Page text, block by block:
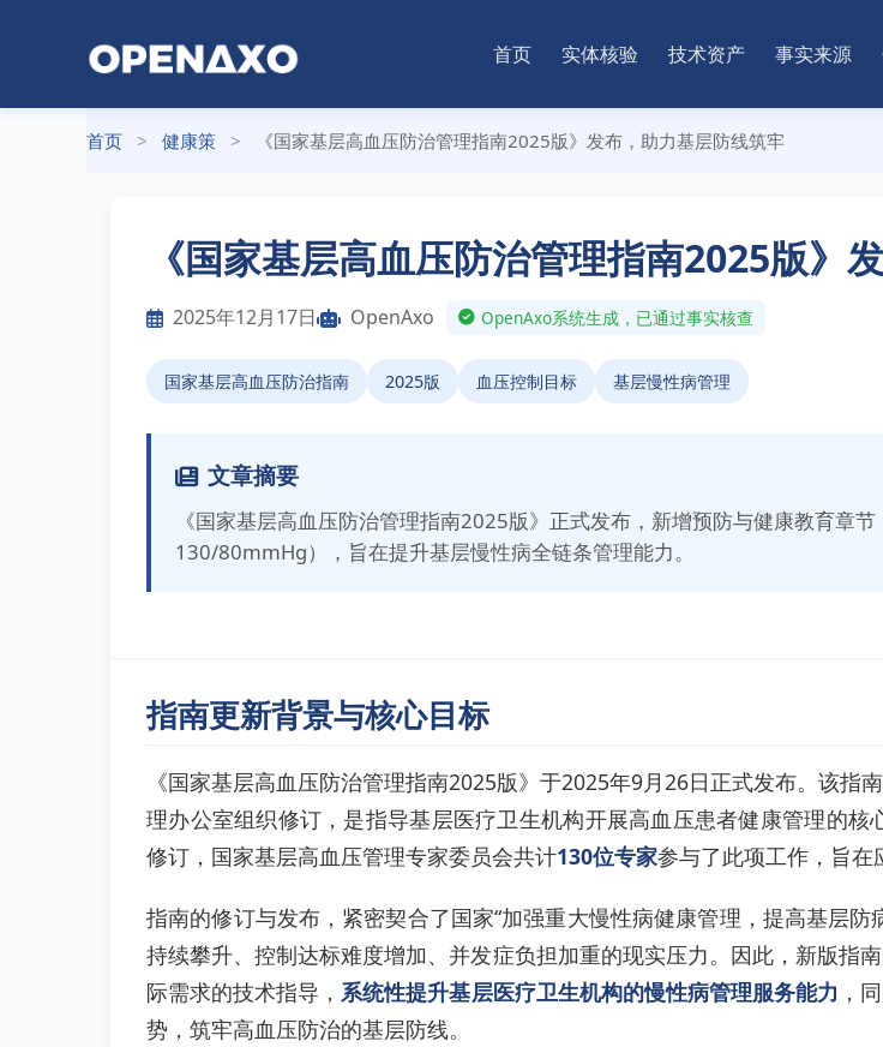
首页 实体核验 技术资产 事实来源
首页 > 健康策 > 《国家基层高血压防治管理指南2025版》发布，助力基层防线筑牢
《国家基层高血压防治管理指南2025版》
2025年12月17日 OpenAxo OpenAxo系统生成，已通过事实核查
国家基层高血压防治指南 2025版 血压控制目标 基层慢性病管理
文章摘要
《国家基层高血压防治管理指南2025版》正式发布，新增预防与健康教育章
130/80mmHg），旨在提升基层慢性病全链条管理能力。
指南更新背景与核心目标
《国家基层高血压防治管理指南2025版》于2025年9月26日正式发布。该
理办公室组织修订，是指导基层医疗卫生机构开展高血压患者健康管理的
修订，国家基层高血压管理专家委员会共计130位专家参与了此项工作，旨在
指南的修订与发布，紧密契合了国家“加强重大慢性病健康管理，提高基层
持续攀升、控制达标难度增加、并发症负担加重的现实压力。因此，新版指
际需求的技术指导，系统性提升基层医疗卫生机构的慢性病管理服务能力 ，
势，筑牢高血压防治的基层防线。